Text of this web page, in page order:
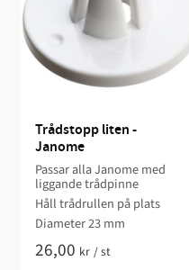
Trådstopp liten -
Janome
Passar alla Janome med
liggande trådpinne
Håll trådrullen på plats
Diameter 23 mm
26,00 kr /st